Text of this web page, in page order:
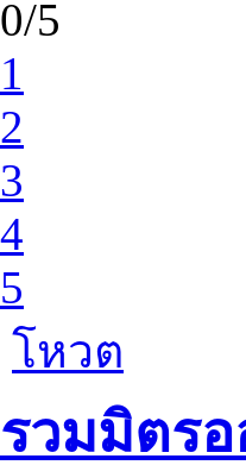
0/5
1
2
3
4
5
โหวต
รวมมิตร